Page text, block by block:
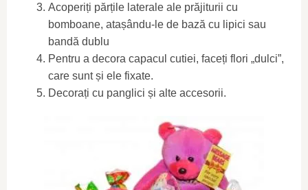
Acoperiți părțile laterale ale prăjiturii cu
bomboane, atașându-le de bază cu lipici sau
bandă dublu
Pentru a decora capacul cutiei, faceți flori „dulci”,
care sunt și ele fixate.
Decorați cu panglici și alte accesorii.